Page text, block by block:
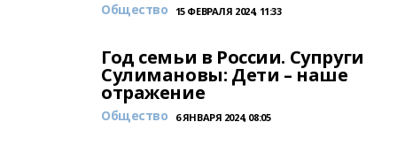
Общество 15 ФЕВРАЛЯ 2024, 11:33
Год семьи в России. Супруги
Сулимановы: Дети – наше
отражение
Общество 6 ЯНВАРЯ 2024, 08:05